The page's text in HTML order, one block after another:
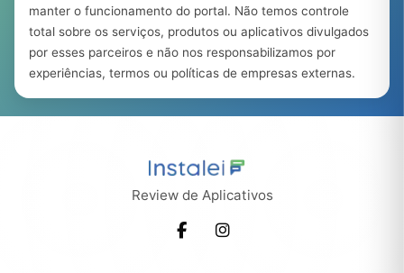
manter o funcionamento do portal. Não temos controle
total sobre os serviços, produtos ou aplicativos divulgados
por esses parceiros e não nos responsabilizamos por
experiências, termos ou políticas de empresas externas.
Review de Aplicativos